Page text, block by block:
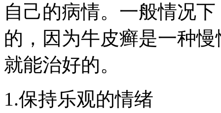
自己的病情。一般情况
的，因为牛皮癣是一种
就能治好的。
1.保持乐观的情绪